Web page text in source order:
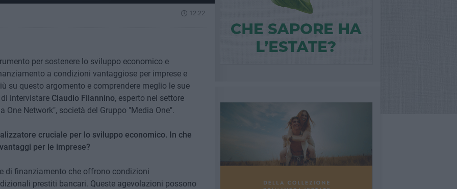
12.22
per sostenere lo sviluppo economico e
a condizioni vantaggiose per imprese e
su questo argomento e comprendere meglio le sue
intervistare Claudio Filannino, esperto nel settore
Network", società del Gruppo "Media One".
cruciale per lo sviluppo economico. In che
per le imprese?
di finanziamento che offrono condizioni
prestiti bancari. Queste agevolazioni possono